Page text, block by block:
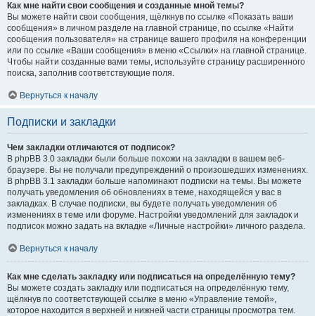
Как мне найти свои сообщения и созданные мной темы?
Вы можете найти свои сообщения, щёлкнув по ссылке «Показать ваши
сообщения» в личном разделе на главной странице, по ссылке «Найти
сообщения пользователя» на странице вашего профиля на конференции
или по ссылке «Ваши сообщения» в меню «Ссылки» на главной странице.
Чтобы найти созданные вами темы, используйте страницу расширенного
поиска, заполнив соответствующие поля.
Вернуться к началу
Подписки и закладки
Чем закладки отличаются от подписок?
В phpBB 3.0 закладки были больше похожи на закладки в вашем веб-
браузере. Вы не получали предупреждений о произошедших изменениях.
В phpBB 3.1 закладки больше напоминают подписки на темы. Вы можете
получать уведомления об обновлениях в теме, находящейся у вас в
закладках. В случае подписки, вы будете получать уведомления об
изменениях в теме или форуме. Настройки уведомлений для закладок и
подписок можно задать на вкладке «Личные настройки» личного раздела.
Вернуться к началу
Как мне сделать закладку или подписаться на определённую тему?
Вы можете создать закладку или подписаться на определённую тему,
щёлкнув по соответствующей ссылке в меню «Управление темой»,
которое находится в верхней и нижней части страницы просмотра тем.